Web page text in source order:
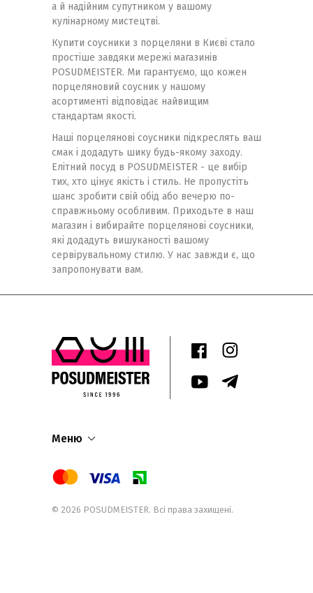
а й надійним супутником у вашому
кулінарному мистецтві.
Купити соусники з порцеляни в Києві стало
простіше завдяки мережі магазинів
POSUDMEISTER. Ми гарантуємо, що кожен
порцеляновий соусник у нашому
асортименті відповідає найвищим
стандартам якості.
Наші порцелянові соусники підкреслять ваш
смак і додадуть шику будь-якому заходу.
Елітний посуд в POSUDMEISTER - це вибір
тих, хто цінує якість і стиль. Не пропустіть
шанс зробити свій обід або вечерю по-
справжньому особливим. Приходьте в наш
магазин і вибирайте порцелянові соусники,
які додадуть вишуканості вашому
сервірувальному стилю. У нас завжди є, що
запропонувати вам.
Меню
© 2026 POSUDMEISTER. Всі права захищені.